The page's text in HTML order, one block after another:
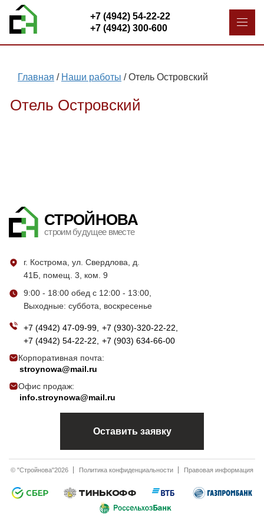
+7 (4942) 54-22-22
+7 (4942) 300-600
Главная / Наши работы /Отель Островский
Отель Островский
СТРОЙНОВА
строим будущее вместе
г. Кострома, ул. Свердлова, д.
41Б, помещ. 3, ком. 9
9:00 - 18:00 обед с 12:00 - 13:00,
Выходные: суббота, воскресенье
+7 (4942) 47-09-99 +7 (930)-320-22-22
+7 (4942) 54-22-22
+7 (903) 634-66-00
Корпоративная почта:
stroynowa@mail.ru
Офис продаж:
info.stroynowa@mail.ru
Оставить заявку
© "Стройнова"2026 Политика конфиденциальности Правовая информация